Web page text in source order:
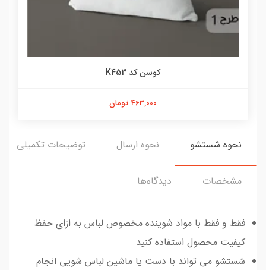
کوسن کد K453
463,000 تومان
نحوه شستشو نحوه ارسال توضیحات تکمیلی
مشخصات دیدگاه‌ها
فقط و فقط با مواد شوینده مخصوص لباس به ازای حفظ
کیفیت محصول استفاده کنید
شستشو می تواند با دست یا ماشین لباس شویی انجام